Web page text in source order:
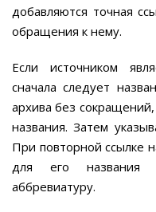
добавляются точная
обращения к нему.
Если источником
сначала следует
архива без
названия. Затем
При повторной ссылке
для его названия
аббревиатуру.